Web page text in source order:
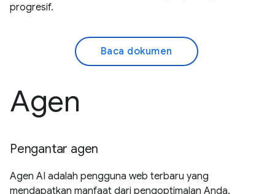
progresif.
Baca dokumen
Agen
Pengantar agen
Agen AI adalah pengguna web terbaru yang
mendapatkan manfaat dari pengoptimalan Anda.